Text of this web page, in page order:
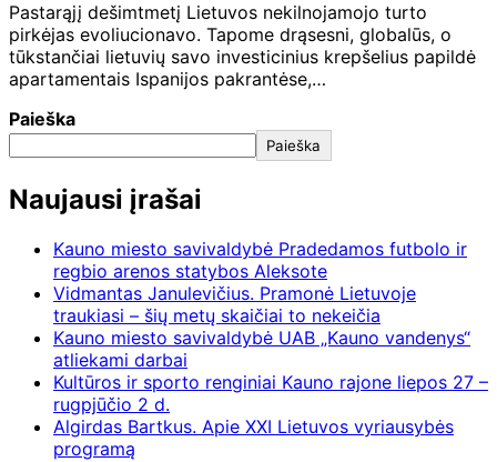
Pastarąjį dešimtmetį Lietuvos nekilnojamojo turto
pirkėjas evoliucionavo. Tapome drąsesni, globalūs, o
tūkstančiai lietuvių savo investicinius krepšelius papildė
apartamentais Ispanijos pakrantėse,…
Paieška
Paieška
Naujausi įrašai
Kauno miesto savivaldybė Pradedamos futbolo ir
regbio arenos statybos Aleksote
Vidmantas Janulevičius. Pramonė Lietuvoje
traukiasi – šių metų skaičiai to nekeičia
Kauno miesto savivaldybė UAB „Kauno vandenys“
atliekami darbai
Kultūros ir sporto renginiai Kauno rajone liepos 27 –
rugpjūčio 2 d.
Algirdas Bartkus. Apie XXI Lietuvos vyriausybės
programą